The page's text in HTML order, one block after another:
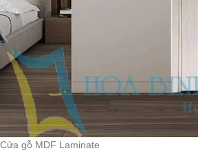
Cửa gỗ MDF Laminate